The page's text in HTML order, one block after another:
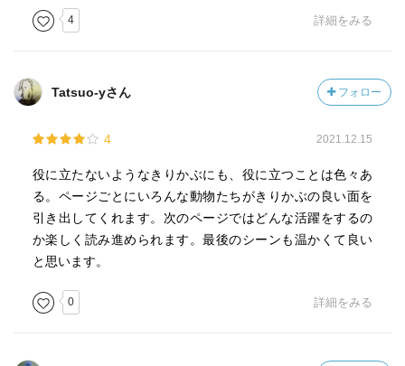
4 詳細をみる
Tatsuo-yさん フォロー
4 2021.12.15
役に立たないようなきりかぶにも、役に立つことは色々あ
る。ページごとにいろんな動物たちがきりかぶの良い面を
引き出してくれます。次のページではどんな活躍をするの
か楽しく読み進められます。最後のシーンも温かくて良い
と思います。
0 詳細をみる